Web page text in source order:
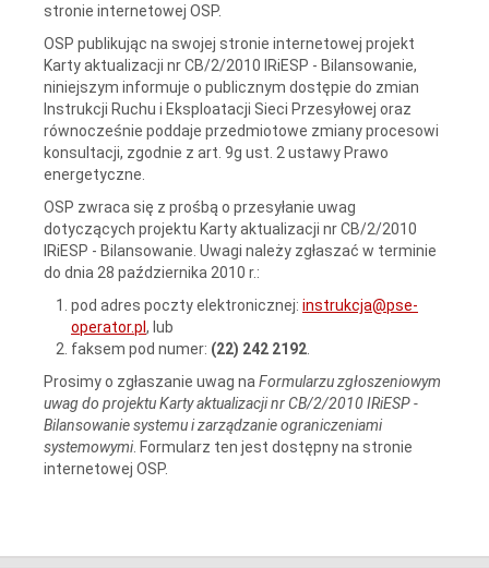
stronie internetowej OSP.
OSP publikując na swojej stronie internetowej projekt
Karty aktualizacji nr CB/2/2010 IRiESP - Bilansowanie,
niniejszym informuje o publicznym dostępie do zmian
Instrukcji Ruchu i Eksploatacji Sieci Przesyłowej oraz
równocześnie poddaje przedmiotowe zmiany procesowi
konsultacji, zgodnie z art. 9g ust. 2 ustawy Prawo
energetyczne.
OSP zwraca się z prośbą o przesyłanie uwag
dotyczących projektu Karty aktualizacji nr CB/2/2010
IRiESP - Bilansowanie. Uwagi należy zgłaszać w terminie
do dnia 28 października 2010 r.:
pod adres poczty elektronicznej: instrukcja@pse-
operator.pl , lub
faksem pod numer: (22) 242 2192
Prosimy o zgłaszanie uwag na Formularzu zgłoszeniowym
uwag do projektu Karty aktualizacji nr CB/2/2010 IRiESP -
Bilansowanie systemu i zarządzanie ograniczeniami
systemowymi. Formularz ten jest dostępny na stronie
internetowej OSP.